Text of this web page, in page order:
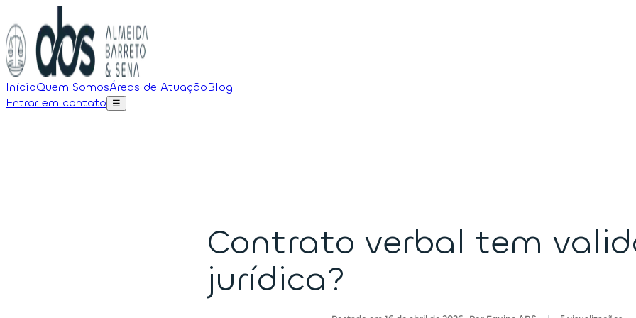
InícioQuem SomosÁreas de AtuaçãoBlog
Entrar em contato
☰
Contrato verbal tem
jurídica?